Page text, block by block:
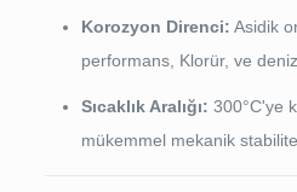
Korozyon Direnci: Asidik
performans, Klorür, ve
Sıcaklık Aralığı: 300°C'ye
mükemmel mekanik